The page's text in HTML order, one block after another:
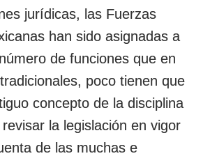
jurídicas, las Fuerzas
han sido asignadas a
de funciones que en
poco tienen que
concepto de la disciplina
la legislación en vigor
de las muchas e